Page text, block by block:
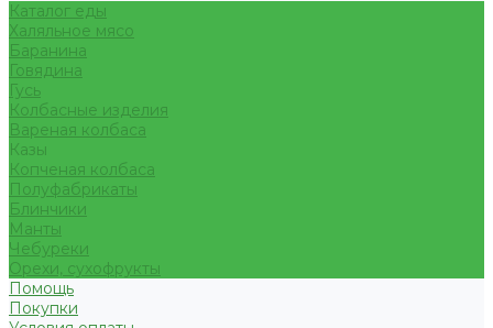
Каталог еды
Халяльное мясо
Баранина
Говядина
Гусь
Колбасные изделия
Вареная колбаса
Казы
Копченая колбаса
Полуфабрикаты
Блинчики
Манты
Чебуреки
Орехи, сухофрукты
Помощь
Покупки